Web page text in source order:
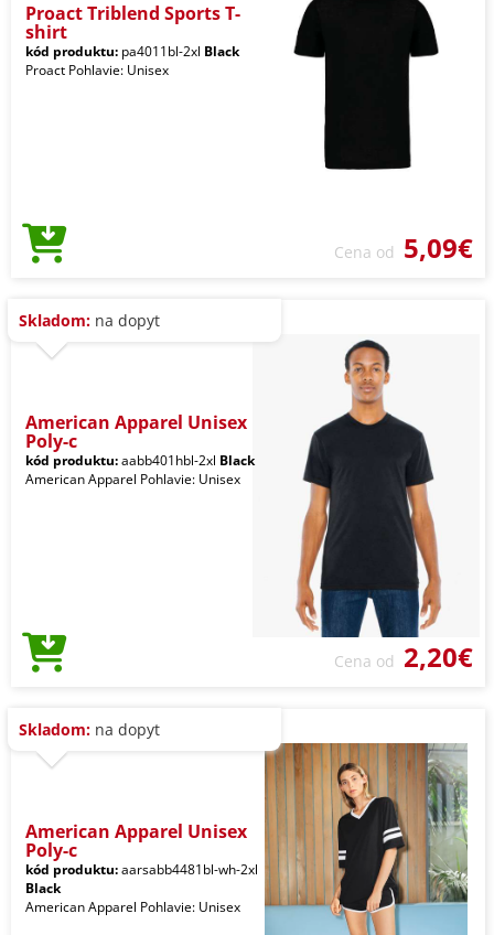
Proact Triblend Sports T-
shirt
kód produktu: pa4011bl-2xl Black
Proact Pohlavie: Unisex
Cena od 5,09€
Skladom: na dopyt
American Apparel Unisex
Poly-c
kód produktu:aabb401hbl-2xl Black
American Apparel Pohlavie: Unisex
Cena od 2,20€
Skladom: na dopyt
American Apparel Unisex
Poly-c
kód produktu:aarsabb4481bl-wh-2xl
Black
American Apparel Pohlavie: Unisex